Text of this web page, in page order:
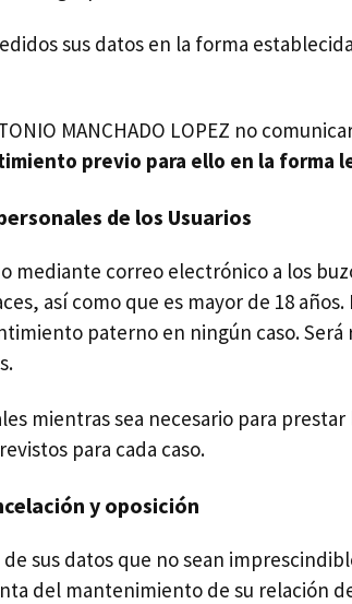
sus datos en la forma
MANCHADO LOPEZ no
previo para ello en la forma
de los Usuarios
mediante correo electrónico a los
así como que es mayor de 18
paterno en ningún caso.
mientras sea necesario para
para cada caso.
y oposición
sus datos que no sean
del mantenimiento de su relación